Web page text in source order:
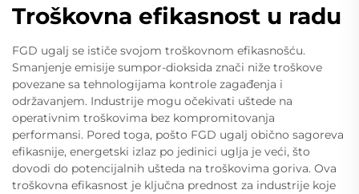
Troškovna efikasnost u radu
FGD ugalj se ističe svojom troškovnom efikasnošću.
Smanjenje emisije sumpor-dioksida znači niže troškove
povezane sa tehnologijama kontrole zagađenja i
održavanjem. Industrije mogu očekivati uštede na
operativnim troškovima bez kompromitovanja
performansi. Pored toga, pošto FGD ugalj obično sagoreva
efikasnije, energetski izlaz po jedinici uglja je veći, što
dovodi do potencijalnih ušteda na troškovima goriva. Ova
troškovna efikasnost je ključna prednost za industrije koje